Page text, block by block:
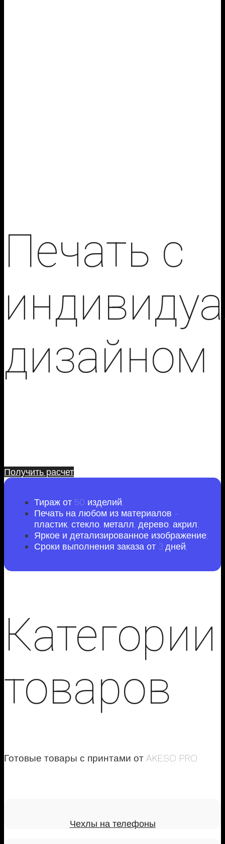
Печать с
дизайном
Получить расчет
Тираж от 50 изделий;
Печать на любом из материалов -
пластик, стекло, металл, дерево, акрил;
Яркое и детализированное изображение;
Сроки выполнения заказа от 3 дней;
Категории
товаров
Готовые товары с принтами от AKESO PRO
Чехлы на телефоны